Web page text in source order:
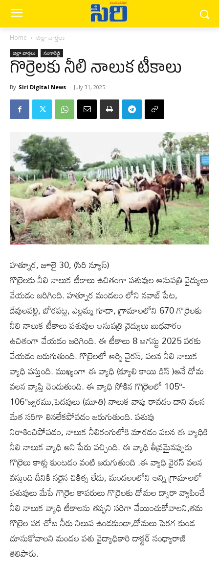
Home జిల్లా వార్త‌లు
జిల్లా వార్త‌లు సంగారెడ్డి
గొర్రెలకు నీలి నాలుక టీకాలు
By Siri Digital News - July 31, 2025
హత్నూర, జూలై 30, (సిరి న్యూస్)
గొర్రెలకు నీలి నాలుక టీకాలు ఉచితంగా పశువుల ఆసుపత్రి వైద్యులు
వేయడం జరిగింది. హత్నూర మండలం లోని నవాబ్ పేట,
దేవులపల్లి, బోరపట్ల, ఎల్లమ్మ గూడా, గ్రామాలలోని 670 గొర్రెలకు
నీలి నాలుక టీకాలు పశువుల ఆసుపత్రి వైద్యులు బుధవారం
ఉచితంగా వేయడం జరిగింది. ఈ టీకాలు 8 ఆగస్టు 2025 వరకు
వేయడం జరుగుతుంది. గొర్రెలలో ఆర్బి వైరస్, వలన నీలి నాలుక
వ్యాధి వస్తుంది. ముఖ్యంగా ఈ వ్యాధి (క్యూలి కాయి డిస్ )అనే దోమ
వలన వ్యాప్తి చెందుతుంది. ఈ వ్యాధి సోకిన గొర్రెలలో 105°-
106°జ్వరము,పెదవులు (మూతి) నాలుక వాపు రావడం దాని వలన
మేత సరిగా తినలేకపోవడం జరుగుతుంది. పశువు
నిరాశించిపోవడం, నాలుక నీలిరంగులోకి మారడం వలన ఈ వ్యాధికి
నీలి నాలుక వ్యాధి అని పేరు వచ్చింది. ఈ వ్యాధి తీవ్రమైనప్పుడు
గొర్రెలు కాళ్లు కుంటడం వంటి జరుగుతుంది .ఈ వ్యాధి వైరస్ వలన
వస్తుంది దీనికి సరైన చికిత్స లేదు, మండలంలోని అన్ని గ్రామాలలో
పశువులు మేపే గొర్రెల కాపరులు గొర్రెలకు దోమల ద్వారా వ్యాపించే
నీలి నాలుక వ్యాధి టీకాలను తప్పని సరిగా వేయించుకోవాలని,తమ
గొర్రెల పక చోట నీరు నిలువ ఉండకుండా,దోమలు పెరగ కుండ
చూసుకోవాలని మండల పశు వైద్యాధికారి డాక్టర్ సంధ్యారాణి
తెలిపారు.